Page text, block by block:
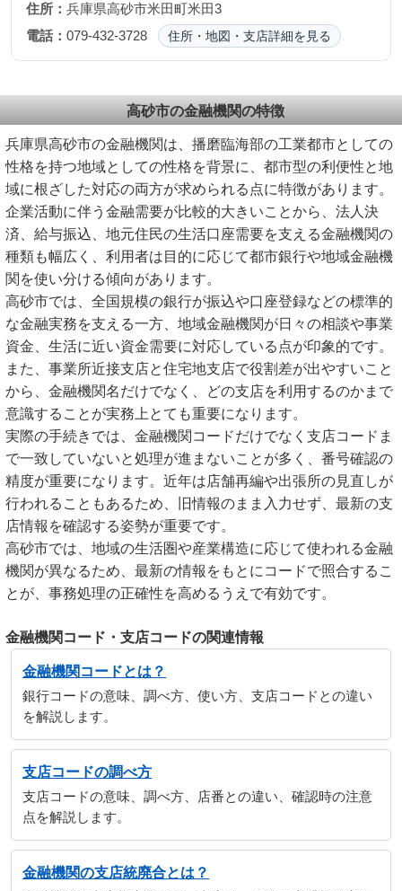
住所： 兵庫県高砂市米田町米田3
電話： 079-432-3728 住所・地図・支店詳細を見る
高砂市の金融機関の特徴
兵庫県高砂市の金融機関は、播磨臨海部の工業都市としての
性格を持つ地域としての性格を背景に、都市型の利便性と地
域に根ざした対応の両方が求められる点に特徴があります。
企業活動に伴う金融需要が比較的大きいことから、法人決
済、給与振込、地元住民の生活口座需要を支える金融機関の
種類も幅広く、利用者は目的に応じて都市銀行や地域金融機
関を使い分ける傾向があります。
高砂市では、全国規模の銀行が振込や口座登録などの標準的
な金融実務を支える一方、地域金融機関が日々の相談や事業
資金、生活に近い資金需要に対応している点が印象的です。
また、事業所近接支店と住宅地支店で役割差が出やすいこと
から、金融機関名だけでなく、どの支店を利用するのかまで
意識することが実務上とても重要になります。
実際の手続きでは、金融機関コードだけでなく支店コードま
で一致していないと処理が進まないことが多く、番号確認の
精度が重要になります。近年は店舗再編や出張所の見直しが
行われることもあるため、旧情報のまま入力せず、最新の支
店情報を確認する姿勢が重要です。
高砂市では、地域の生活圏や産業構造に応じて使われる金融
機関が異なるため、最新の情報をもとにコードで照合するこ
とが、事務処理の正確性を高めるうえで有効です。
金融機関コード・支店コードの関連情報
金融機関コードとは？
銀行コードの意味、調べ方、使い方、支店コードとの違い
を解説します。
支店コードの調べ方
支店コードの意味、調べ方、店番との違い、確認時の注意
点を解説します。
金融機関の支店統廃合とは？